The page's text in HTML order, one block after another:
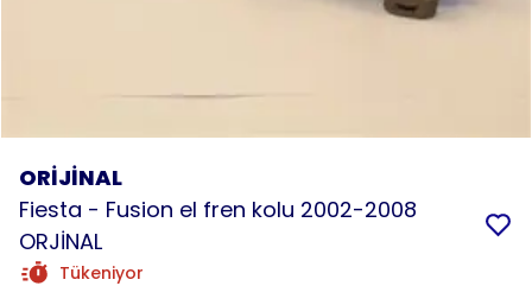
ORİJİNAL
Fiesta - Fusion el fren kolu 2002-2008
ORJİNAL
Tükeniyor